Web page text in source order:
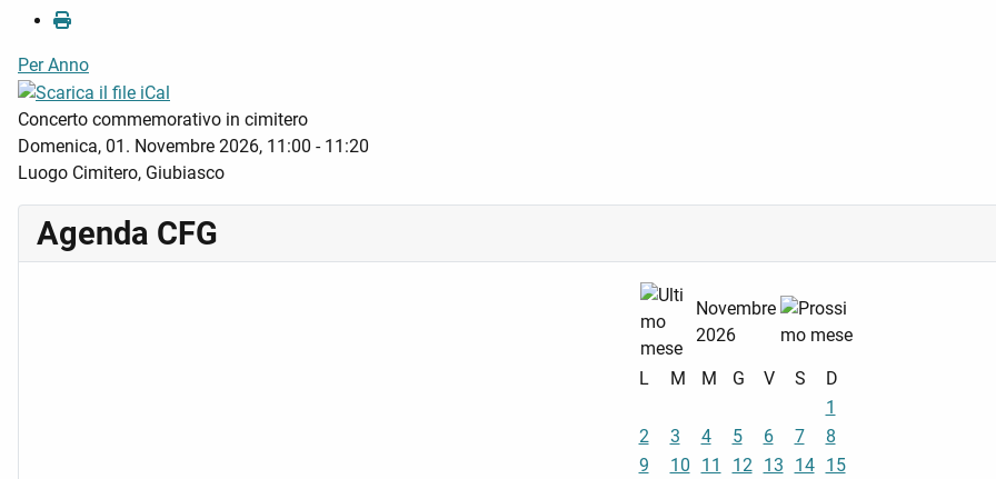
Per Anno
Concerto commemorativo in cimitero
Domenica, 01. Novembre 2026, 11:00 - 11:20
Luogo Cimitero, Giubiasco
Agenda CFG
Novembre
2026
L M M G V S
D
1
2
3 4 5 6 7
8
9
10 11 12 13 14
15